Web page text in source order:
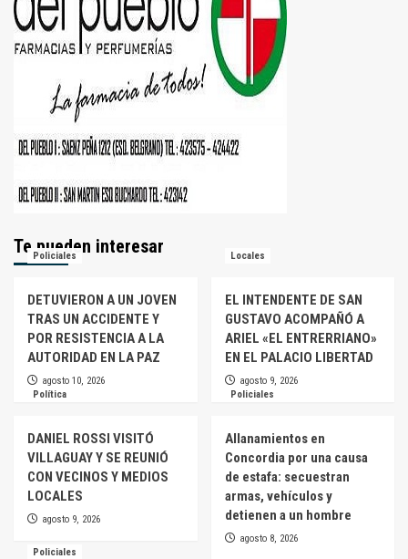
Te pueden interesar
Policiales
DETUVIERON A UN JOVEN
TRAS UN ACCIDENTE Y
POR RESISTENCIA A LA
AUTORIDAD EN LA PAZ
agosto 10, 2026
Locales
EL INTENDENTE DE SAN
GUSTAVO ACOMPAÑÓ A
ARIEL «EL ENTRERRIANO»
EN EL PALACIO LIBERTAD
agosto 9, 2026
Política
DANIEL ROSSI VISITÓ
VILLAGUAY Y SE REUNIÓ
CON VECINOS Y MEDIOS
LOCALES
agosto 9, 2026
Policiales
Allanamientos en
Concordia por una causa
de estafa: secuestran
armas, vehículos y
detienen a un hombre
agosto 8, 2026
Policiales